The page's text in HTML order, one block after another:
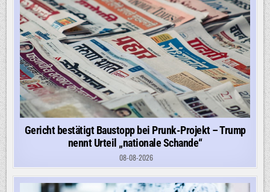
Gericht bestätigt Baustopp bei Prunk-Projekt – Trump
nennt Urteil „nationale Schande“
08-08-2026